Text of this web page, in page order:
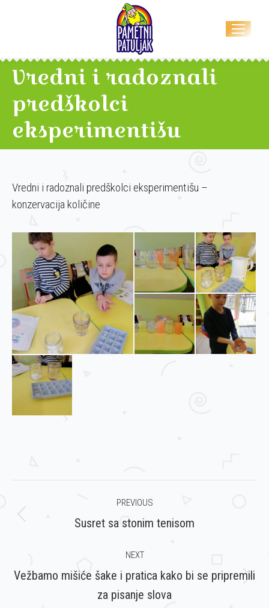
Vredni i radoznali
predškolci
eksperimentišu
Vredni i radoznali predškolci eksperimentišu –
konzervacija količine
navigation
PREVIOUS
Previous
Susret sa stonim tenisom
NEXT
Next
post:
Vežbamo mišiće šake i pratica kako bi se pripremili
za pisanje slova